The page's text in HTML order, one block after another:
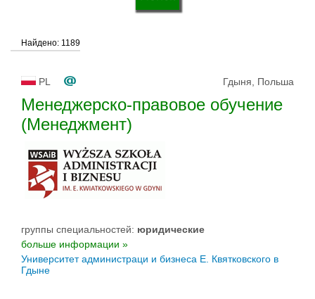
Найдено: 1189
PL Гдыня, Польша
Менеджерско-правовое обучение
(Менеджмент)
группы специальностей: юридические
больше информации »
Университет администраци и бизнеса Е. Квятковского в
Гдыне